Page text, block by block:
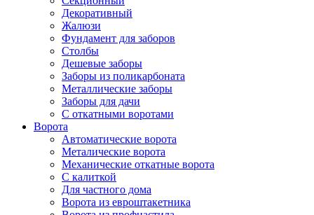
Декоративный
Жалюзи
Фундамент для заборов
Столбы
Дешевые заборы
Заборы из поликарбоната
Металлические заборы
Заборы для дачи
С откатными воротами
Ворота
Автоматические ворота
Металические ворота
Механические откатные ворота
С калиткой
Для частного дома
Ворота из евроштакетника